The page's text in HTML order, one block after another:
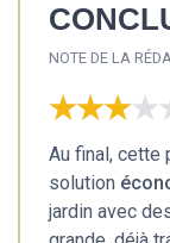
NOTE DE LA
Au final, cette
solution
jardin avec